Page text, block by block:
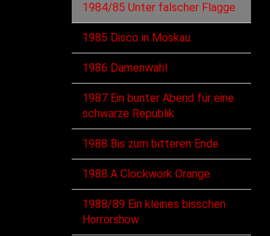
1984/85 Unter falscher Flagge
1985 Disco in Moskau
1986 Damenwahl
1987 Ein bunter Abend für eine
schwarze Republik
1988 Bis zum bitteren Ende
1988 A Clockwork Orange
1988/89 Ein kleines bisschen
Horrorshow